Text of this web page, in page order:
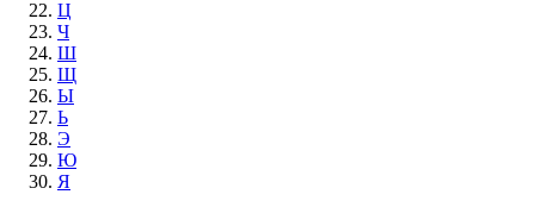
Ц
Ч
Ш
Щ
Ы
Ь
Э
Ю
Я